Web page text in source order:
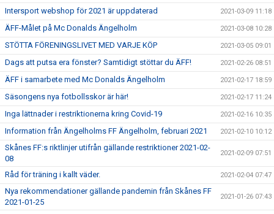
Intersport webshop för 2021 är uppdaterad 2021-03-09 11:18
ÄFF-Målet på Mc Donalds Ängelholm 2021-03-08 10:28
STÖTTA FÖRENINGSLIVET MED VARJE KÖP 2021-03-05 09:01
Dags att putsa era fönster? Samtidigt stöttar du ÄFF! 2021-02-26 08:51
ÄFF i samarbete med Mc Donalds Ängelholm 2021-02-17 18:59
Säsongens nya fotbollsskor är här! 2021-02-17 11:24
Inga lättnader i restriktionerna kring Covid-19 2021-02-16 10:35
Information från Ängelholms FF Ängelholm, februari 2021 2021-02-10 10:12
Skånes FF:s riktlinjer utifrån gällande restriktioner 2021-02-
08
2021-02-09 07:51
Råd för träning i kallt väder. 2021-02-04 07:47
Nya rekommendationer gällande pandemin från Skånes FF
2021-01-25
2021-01-26 07:43